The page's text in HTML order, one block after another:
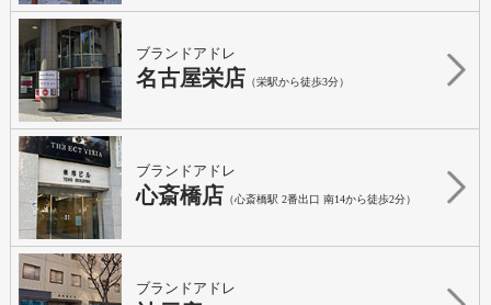
ブランドアドレ
名古屋栄店 （栄駅から徒歩3分）
ブランドアドレ
心斎橋店 （心斎橋駅 2番出口 南14から徒歩2分）
ブランドアドレ